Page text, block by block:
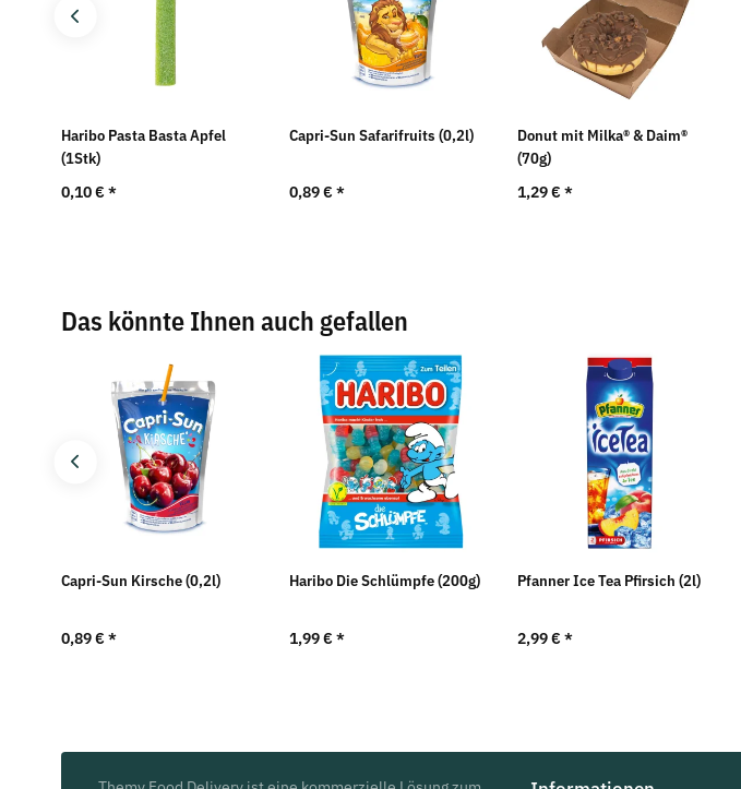
Haribo Pasta Basta Apfel
(1Stk)
0,10 €*
Capri-Sun Safarifruits (0,2l)
0,89 €*
Donut mit Milka® & Daim®
(70g)
1,29 €*
Das könnte Ihnen auch gefallen
Capri-Sun Kirsche (0,2l)
0,89 €*
Haribo Die Schlümpfe (200g)
1,99 €*
Pfanner Ice Tea Pfirsich (2l)
2,99 €*